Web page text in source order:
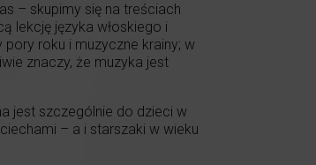
– skupimy się na treściach
lekcję języka włoskiego i
roku i muzyczne krainy; w
znaczy, że muzyka jest
jest szczególnie do dzieci w
– a i starszaki w wieku